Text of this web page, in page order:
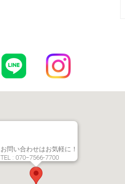
お問い合わせはお気軽に！
TEL : 070−7566-7700